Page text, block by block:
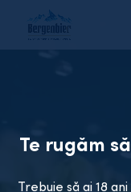
Te rugăm
Trebuie să ai 18